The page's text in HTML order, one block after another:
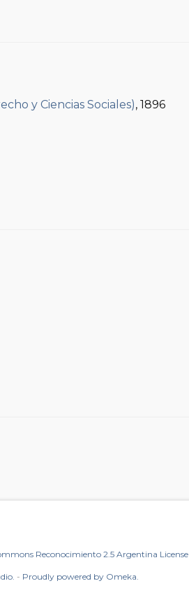
y Ciencias Sociales), 1896
Reconocimiento 2.5 Argentina License
- Proudly powered by Omeka.